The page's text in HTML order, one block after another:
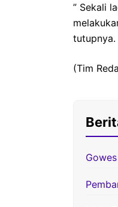
” Sekali
tutupnya.
(Tim